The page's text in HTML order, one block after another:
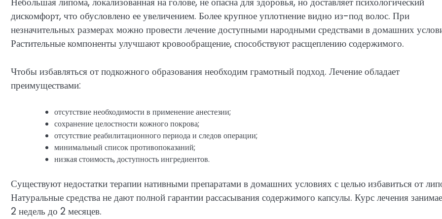
дискомфорт, что обусловлено ее увеличением. Более крупное уплотнение видно из-под волос. При
незначительных размерах можно провести лечение доступными народными средствами в домашних
Растительные компоненты улучшают кровообращение, способствуют расщеплению содержимого.
Чтобы избавляться от подкожного образования необходим грамотный подход. Лечение обладает
преимуществами:
отсутствие необходимости в применение анестезии;
сохранение целостности кожного покрова;
отсутствие реабилитационного периода и следов операции;
минимальный список противопоказаний;
низкая стоимость, доступность ингредиентов.
Существуют недостатки терапии нативными препаратами в домашних условиях с целью избавиться от
Натуральные средства не дают полной гарантии рассасывания содержимого капсулы. Курс лечения
2 недель до 2 месяцев.